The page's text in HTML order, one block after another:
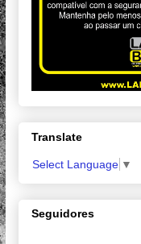
Translate
Select Language ▼
Seguidores